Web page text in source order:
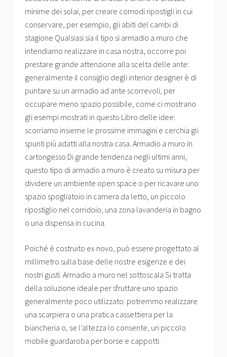
minime dei solai, per creare comodi ripostigli in cui
conservare, per esempio, gli abiti del cambi di
stagione Qualsiasi sia il tipo si armadio a muro che
intendiamo realizzare in casa nostra, occorre poi
prestare grande attenzione alla scelta delle ante:
generalmente il consiglio degli interior designer è di
puntare su un armadio ad ante scorrevoli, per
occupare meno spazio possibile, come ci mostrano
gli esempi mostrati in questo Libro delle idee:
scorriamo insieme le prossime immagini e cerchia gli
spunti più adatti alla nostra casa. Armadio a muro in
cartongesso Di grande tendenza negli ultimi anni,
questo tipo di armadio a muro è creato su misura per
dividere un ambiente open space o per ricavare uno
spazio spogliatoio in camera da letto, un piccolo
ripostiglio nel corridoio, una zona lavanderia in bagno
o una dispensa in cucina.
Poiché è costruito ex novo, può essere progettato al
millimetro sulla base delle nostre esigenze e dei
nostri gusti. Armadio a muro nel sottoscala Si tratta
della soluzione ideale per sfruttare uno spazio
generalmente poco utilizzato: potremmo realizzare
una scarpiera o una pratica cassettiera per la
biancheria o, se l’altezza lo consente, un piccolo
mobile guardaroba per borse e cappotti.